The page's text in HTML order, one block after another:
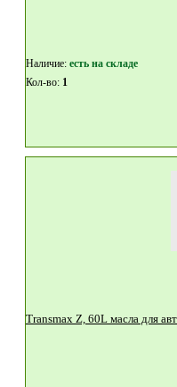
Наличие: eсть на складе
Кол-во: 1
Transmax Z, 60L масла для